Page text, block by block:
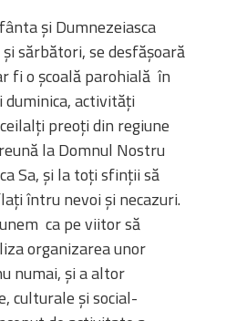
și Dumnezeiasca
sărbători, se desfășoară
fi o școală parohială în
duminica, activități
preoți din regiune
la Domnul Nostru
Sa, și la toți sfinții să
întru nevoi și necazuri.
ca pe viitor să
organizarea unor
numai, și a altor
culturale și social-